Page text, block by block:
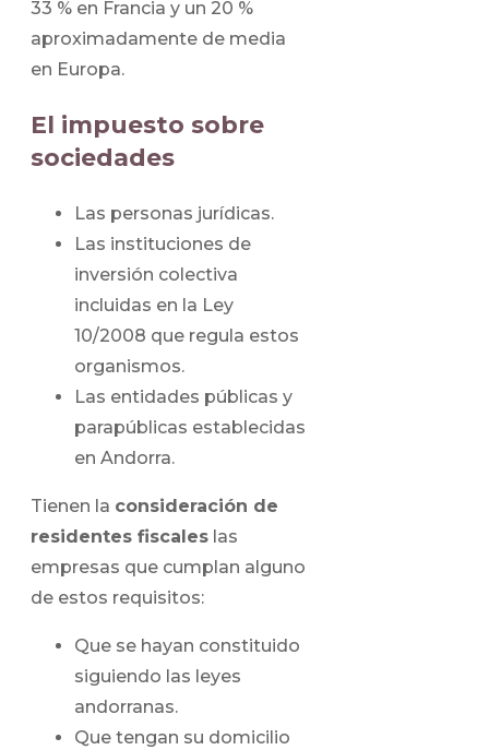
33 % en Francia y un 20 %
aproximadamente de media
en Europa.
El impuesto sobre
sociedades
Las personas jurídicas.
Las instituciones de
inversión colectiva
incluidas en la Ley
10/2008 que regula estos
organismos.
Las entidades públicas y
parapúblicas establecidas
en Andorra.
Tienen la consideración de
residentes fiscales las
empresas que cumplan alguno
de estos requisitos:
Que se hayan constituido
siguiendo las leyes
andorranas.
Que tengan su domicilio